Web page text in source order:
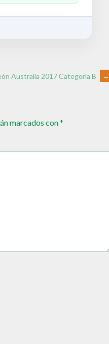
Australia 2017 Categoría B →
marcados con*